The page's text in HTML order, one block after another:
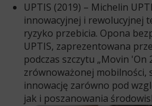
UPTIS (2019) – Michelin
innowacyjnej i rewolucyjnej
ryzyko przebicia. Opona
UPTIS, zaprezentowana
podczas szczytu „Movin 'On
zrównoważonej mobilności,
innowację zarówno pod
jak i poszanowania